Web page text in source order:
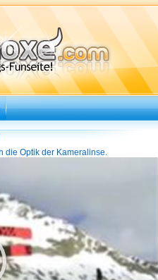
die Optik der Kameralinse.